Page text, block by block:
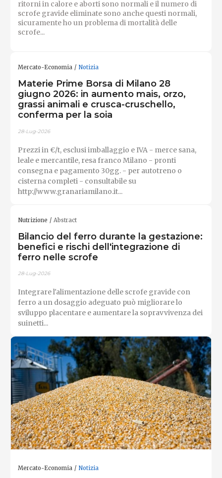
ritorni in calore e aborti sono normali e il numero di
scrofe gravide eliminate sono anche questi normali,
sicuramente ho un problema di mortalità delle
scrofe...
Mercato-Economia Notizia
Materie Prime Borsa di Milano 28
giugno 2026: in aumento mais, orzo,
grassi animali e crusca-cruschello,
conferma per la soia
28-Lug-2026
Prezzi in €/t, esclusi imballaggio e IVA - merce sana,
leale e mercantile, resa franco Milano - pronti
consegna e pagamento 30gg. - per autotreno o
cisterna completi - consultabile su
http://www.granariamilano.it...
Nutrizione Abstract
Bilancio del ferro durante la gestazione:
benefici e rischi dell'integrazione di
ferro nelle scrofe
28-Lug-2026
Integrare l'alimentazione delle scrofe gravide con
ferro a un dosaggio adeguato può migliorare lo
sviluppo placentare e aumentare la sopravvivenza dei
suinetti...
Mercato-Economia Notizia